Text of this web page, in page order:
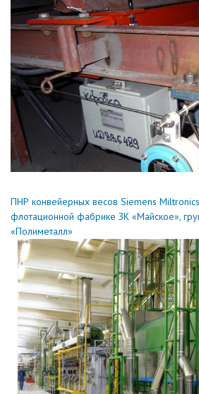
ПНР конвейерных весов Siemens
флотационной фабрике ЗК «Майское»,
«Полиметалл»